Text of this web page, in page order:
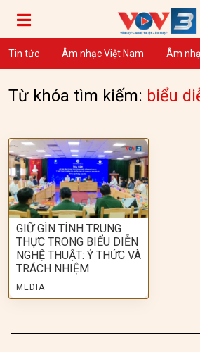
Tin tức Âm nhạc Việt Nam Âm
Từ khóa tìm kiếm: biểu
GIỮ GÌN TÍNH TRUNG
THỰC TRONG BIỂU DIỄN
NGHỆ THUẬT: Ý THỨC VÀ
TRÁCH NHIỆM
MEDIA